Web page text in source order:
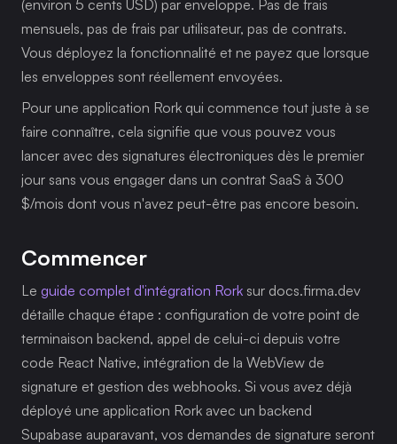
(environ 5 cents USD) par enveloppe. Pas de frais
mensuels, pas de frais par utilisateur, pas de contrats.
Vous déployez la fonctionnalité et ne payez que lorsque
les enveloppes sont réellement envoyées.
Pour une application Rork qui commence tout juste à se
faire connaître, cela signifie que vous pouvez vous
lancer avec des signatures électroniques dès le premier
jour sans vous engager dans un contrat SaaS à 300
$/mois dont vous n'avez peut-être pas encore besoin.
Commencer
Le guide complet d'intégration Rork sur docs.firma.dev
détaille chaque étape : configuration de votre point de
terminaison backend, appel de celui-ci depuis votre
code React Native, intégration de la WebView de
signature et gestion des webhooks. Si vous avez déjà
déployé une application Rork avec un backend
Supabase auparavant, vos demandes de signature seront